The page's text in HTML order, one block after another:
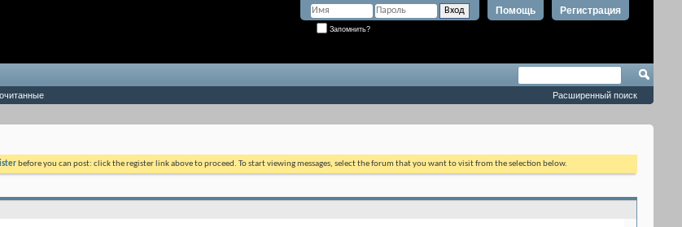
Регистрация
Помощь
Запомнить?
Расширенный поиск
before you can post: click the register link above to proceed. To start viewing messages, select the forum that you want to visit from the selection below.